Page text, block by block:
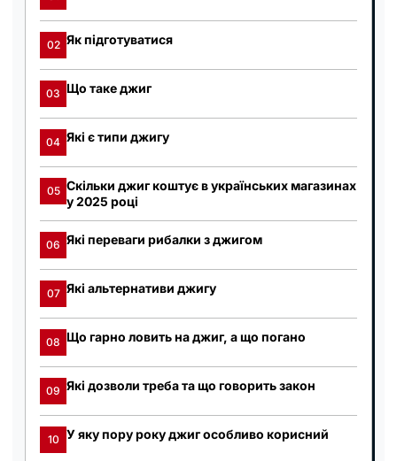
02 Як підготуватися
03 Що таке джиг
04 Які є типи джигу
05 Скільки джиг коштує в українських магазинах
у 2025 році
06 Які переваги рибалки з джигом
07 Які альтернативи джигу
08 Що гарно ловить на джиг, а що погано
09 Які дозволи треба та що говорить закон
10 У яку пору року джиг особливо корисний